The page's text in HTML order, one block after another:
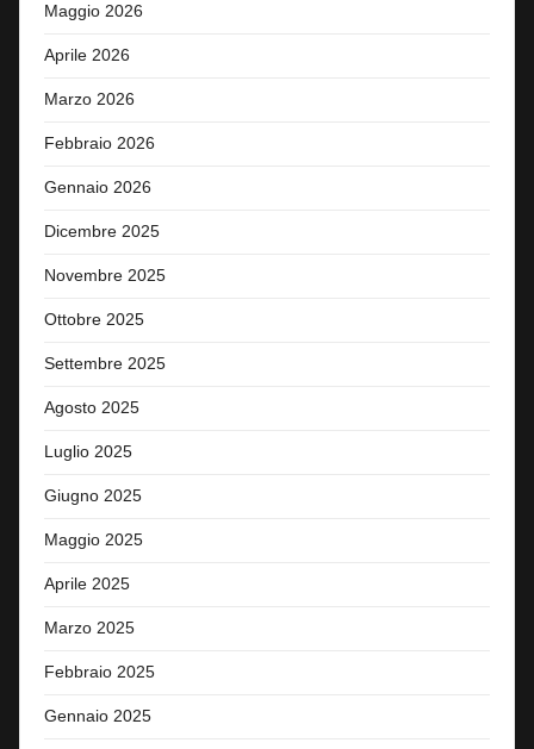
Maggio 2026
Aprile 2026
Marzo 2026
Febbraio 2026
Gennaio 2026
Dicembre 2025
Novembre 2025
Ottobre 2025
Settembre 2025
Agosto 2025
Luglio 2025
Giugno 2025
Maggio 2025
Aprile 2025
Marzo 2025
Febbraio 2025
Gennaio 2025